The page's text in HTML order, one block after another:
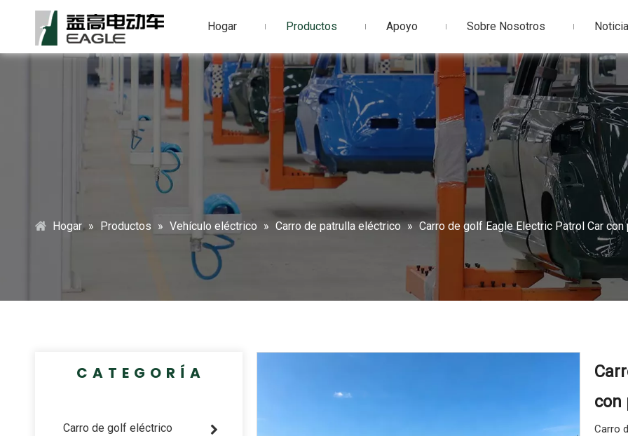
Hogar Productos Apoyo Sobre Nosotros
Hogar » Productos » Vehículo eléctrico » Carro de patrulla eléctrico » Carro de golf Eagle Electric Patrol Car con
CATEGORÍA
Carro de golf eléctrico
con
Carro